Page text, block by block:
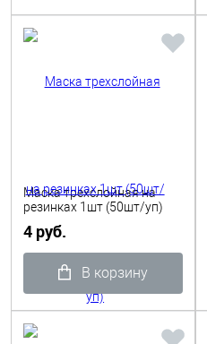
Маска трехслойная на
резинках 1шт (50шт/уп)
4 руб.
В корзину